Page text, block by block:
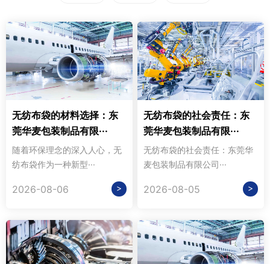
无纺布袋的材料选择：东
莞华麦包装制品有限···
随着环保理念的深入人心，无
纺布袋作为一种新型···
2026-08-06 >
无纺布袋的社会责任：东
莞华麦包装制品有限···
无纺布袋的社会责任：东莞华
麦包装制品有限公司···
2026-08-05 >